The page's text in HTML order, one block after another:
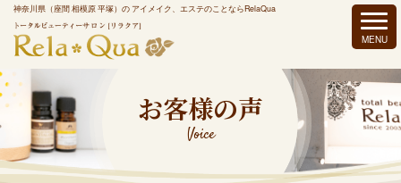
神奈川県（座間 相模原 平塚）の アイメイク、エステのことならRelaQua
お客様の声
Voice